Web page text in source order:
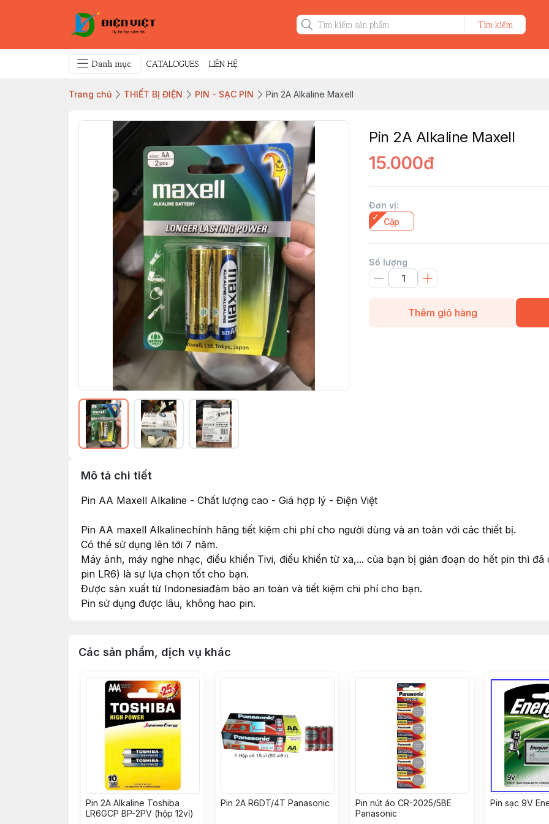
Tìm kiếm
Danh mục CATALOGUES LIÊN HỆ
Trang chủ THIẾT BỊ ĐIỆN PIN - SẠC PIN Pin 2A Alkaline Maxell
Pin 2A Alkaline Maxell
15.000đ
Đơn vị:
Cặp
Số lượng
Thêm giỏ hàng
Mô tả chi tiết
Pin AA Maxell Alkaline - Chất lượng cao - Giá hợp lý - Điện Việt
Pin AA maxell Alkalinechính hãng tiết kiệm chi phí cho người dùng và an toàn với các thiết bị.
Có thể sử dụng lên tới 7 năm.
Máy ảnh, máy nghe nhạc, điều khiển Tivi, điểu khiển từ xa,... của bạn bị gián đoạn do hết pin thì
pin LR6) là sự lựa chọn tốt cho bạn.
Được sản xuất từ Indonesiađảm bảo an toàn và tiết kiệm chi phí cho bạn.
Pin sử dụng được lâu, không hao pin.
Các sản phẩm, dịch vụ khác
Pin 2A Alkaline Toshiba
LR6GCP BP-2PV (hộp 12vỉ)
Pin 2A R6DT/4T Panasonic
Pin nút áo CR-2025/5BE
Panasonic
Pin sạc 9V